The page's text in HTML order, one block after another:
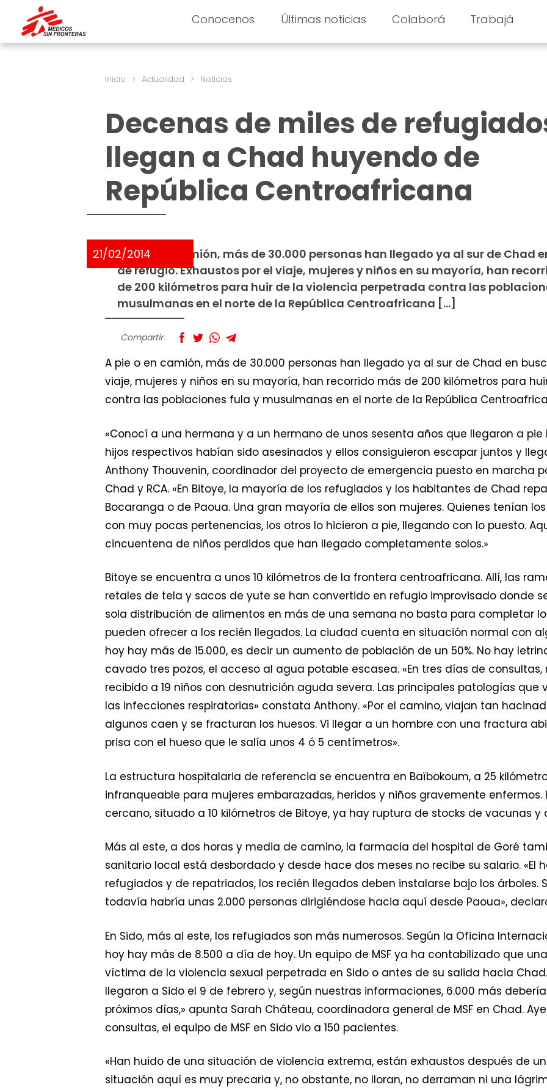
Conocenos Últimas noticias Colaborá Trabajá
Inicio > Actualidad > Noticias
Decenas de miles de
llegan a Chad huyendo de
República Centroafricana
21/02/2014
A pie o en camión, más de 30.000 personas han llegado ya al sur de Chad
de refugio. Exhaustos por el viaje, mujeres y niños en su mayoría, han
de 200 kilómetros para huir de la violencia perpetrada contra las
musulmanas en el norte de la República Centroafricana […]
Compartir
A pie o en camión, más de 30.000 personas han llegado ya al sur de Chad en
viaje, mujeres y niños en su mayoría, han recorrido más de 200 kilómetros para
contra las poblaciones fula y musulmanas en el norte de la República
«Conocí a una hermana y a un hermano de unos sesenta años que llegaron a pie
hijos respectivos habían sido asesinados y ellos consiguieron escapar juntos y
Anthony Thouvenin, coordinador del proyecto de emergencia puesto en marcha
Chad y RCA. «En Bitoye, la mayoría de los refugiados y los habitantes de Chad
Bocaranga o de Paoua. Una gran mayoría de ellos son mujeres. Quienes tenían
con muy pocas pertenencias, los otros lo hicieron a pie, llegando con lo puesto.
cincuentena de niños perdidos que han llegado completamente solos.»
Bitoye se encuentra a unos 10 kilómetros de la frontera centroafricana. Allí, las
retales de tela y sacos de yute se han convertido en refugio improvisado donde
sola distribución de alimentos en más de una semana no basta para completar
pueden ofrecer a los recién llegados. La ciudad cuenta en situación normal con
hoy hay más de 15.000, es decir un aumento de población de un 50%. No hay
cavado tres pozos, el acceso al agua potable escasea. «En tres días de
recibido a 19 niños con desnutrición aguda severa. Las principales patologías que
las infecciones respiratorias» constata Anthony. «Por el camino, viajan tan
algunos caen y se fracturan los huesos. Vi llegar a un hombre con una fractura
prisa con el hueso que le salía unos 4 ó 5 centímetros».
La estructura hospitalaria de referencia se encuentra en Baïbokoum, a 25
infranqueable para mujeres embarazadas, heridos y niños gravemente enfermos.
cercano, situado a 10 kilómetros de Bitoye, ya hay ruptura de stocks de vacunas
Más al este, a dos horas y media de camino, la farmacia del hospital de Goré
sanitario local está desbordado y desde hace dos meses no recibe su salario. «El
refugiados y de repatriados, los recién llegados deben instalarse bajo los árboles.
todavía habría unas 2.000 personas dirigiéndose hacia aquí desde Paoua»,
En Sido, más al este, los refugiados son más numerosos. Según la Oficina
hoy hay más de 8.500 a día de hoy. Un equipo de MSF ya ha contabilizado que
víctima de la violencia sexual perpetrada en Sido o antes de su salida hacia
llegaron a Sido el 9 de febrero y, según nuestras informaciones, 6.000 más
próximos días,» apunta Sarah Château, coordinadora general de MSF en Chad.
consultas, el equipo de MSF en Sido vio a 150 pacientes.
«Han huido de una situación de violencia extrema, están exhaustos después de
situación aquí es muy precaria y, no obstante, no lloran, no derraman ni una